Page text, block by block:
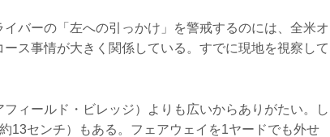
バーの「左への引っかけ」を警戒するのには、全米オ
ス事情が大きく関係している。すでに現地を視察して
ィールド・ビレッジ）よりも広いからありがたい。し
13センチ）もある。フェアウェイを1ヤードでも外せ